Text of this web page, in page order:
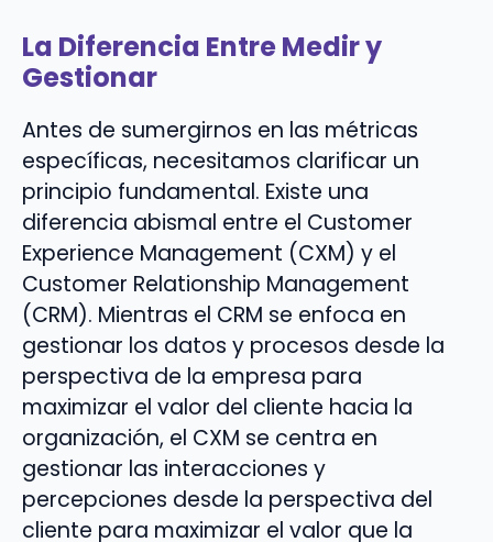
La Diferencia Entre Medir y
Gestionar
Antes de sumergirnos en las métricas
específicas, necesitamos clarificar un
principio fundamental. Existe una
diferencia abismal entre el Customer
Experience Management (CXM) y el
Customer Relationship Management
(CRM). Mientras el CRM se enfoca en
gestionar los datos y procesos desde la
perspectiva de la empresa para
maximizar el valor del cliente hacia la
organización, el CXM se centra en
gestionar las interacciones y
percepciones desde la perspectiva del
cliente para maximizar el valor que la